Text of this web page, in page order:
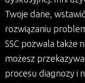
Twoje dane,
rozwiązaniu
SSC pozwala także
możesz
procesu diagnozy i